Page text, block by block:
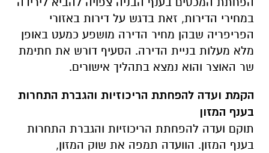
במחירי הדירות, זאת בדגש על דירות באזורי
הפריפריה שבהן מחיר הדירה מושפע כמעט באופן
מלא מעלות בניית הדירה. הסעיף דורש את חתימת
שר האוצר והוא נמצא בתהליך אישורים.
הקמת ועדה להפחתת הריכוזיות והגברת התחרות
בענף המזון
תוקם ועדה להפחתת הריכוזיות והגברת התחרות
בענף המזון. הוועדה תמפה את שוק המזון,